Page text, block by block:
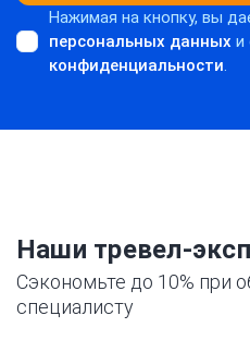
Нажимая на кнопку, вы
персональных данных и
конфиденциальности.
Наши тревел-
Сэкономьте до 10% при
специалисту